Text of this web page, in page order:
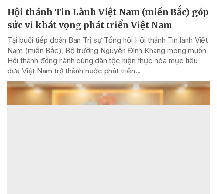
Hội thánh Tin Lành Việt Nam (miền Bắc) góp
sức vì khát vọng phát triển Việt Nam
Tại buổi tiếp đoàn Ban Trị sự Tổng hội Hội thánh Tin lành Việt
Nam (miền Bắc), Bộ trưởng Nguyễn Đình Khang mong muốn
Hội thánh đồng hành cùng dân tộc hiện thực hóa mục tiêu
đưa Việt Nam trở thành nước phát triển...